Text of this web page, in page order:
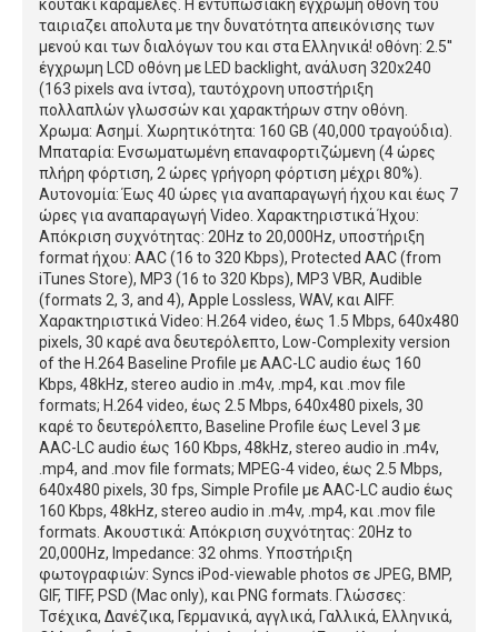
κουτάκι καραμέλες. Η εντυπωσιακή έγχρωμη οθόνη του
ταιριαζει απολυτα με την δυνατότητα απεικόνισης των
μενού και των διαλόγων του και στα Ελληνικά! οθόνη: 2.5''
έγχρωμη LCD οθόνη με LED backlight, ανάλυση 320x240
(163 pixels ανα ίντσα), ταυτόχρονη υποστήριξη
πολλαπλών γλωσσών και χαρακτήρων στην οθόνη.
Χρωμα: Ασημί. Χωρητικότητα: 160 GB (40,000 τραγούδια).
Μπαταρία: Ενσωματωμένη επαναφορτιζώμενη (4 ώρες
πλήρη φόρτιση, 2 ώρες γρήγορη φόρτιση μέχρι 80%).
Αυτονομία: Έως 40 ώρες για αναπαραγωγή ήχου και έως 7
ώρες για αναπαραγωγή Video. Χαρακτηριστικά Ήχου:
Απόκριση συχνότητας: 20Hz to 20,000Hz, υποστήριξη
format ήχου: AAC (16 to 320 Kbps), Protected AAC (from
iTunes Store), MP3 (16 to 320 Kbps), MP3 VBR, Audible
(formats 2, 3, and 4), Apple Lossless, WAV, και AIFF.
Χαρακτηριστικά Video: H.264 video, έως 1.5 Mbps, 640x480
pixels, 30 καρέ ανα δευτερόλεπτο, Low-Complexity version
of the H.264 Baseline Profile με AAC-LC audio έως 160
Kbps, 48kHz, stereo audio in .m4v, .mp4, και .mov file
formats; H.264 video, έως 2.5 Mbps, 640x480 pixels, 30
καρέ το δευτερόλεπτο, Baseline Profile έως Level 3 με
AAC-LC audio έως 160 Kbps, 48kHz, stereo audio in .m4v,
.mp4, and .mov file formats; MPEG-4 video, έως 2.5 Mbps,
640x480 pixels, 30 fps, Simple Profile με AAC-LC audio έως
160 Kbps, 48kHz, stereo audio in .m4v, .mp4, και .mov file
formats. Ακουστικά: Απόκριση συχνότητας: 20Hz to
20,000Hz, Impedance: 32 ohms. Υποστήριξη
φωτογραφιών: Syncs iPod-viewable photos σε JPEG, BMP,
GIF, TIFF, PSD (Mac only), και PNG formats. Γλώσσες:
Τσέχικα, Δανέζικα, Γερμανικά, αγγλικά, Γαλλικά, Ελληνικά,